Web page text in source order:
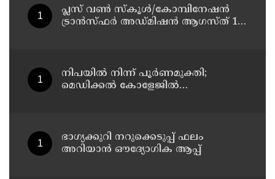
പ്ലസ് വൺ സ്‌കൂൾ/കോമ്പിനേഷൻ
ട്രാൻസ്ഫർ അഡ്മിഷൻ ആഗസ്ത് 10,
നിപയിൽ നിന്ന് പൂർണമുക്തി;
മെഡിക്കൽ കോളേജിൽ
ഭാഗ്യക്കുറി നറുക്കെടുപ്പ് ഫലം
അറിയാൻ ഔദ്യോഗിക ആപ്പ്